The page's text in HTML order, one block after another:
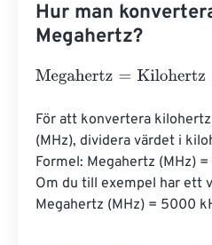
Hur man
Megahertz?
Megahertz= Kilohertz×
För att konvertera
(MHz), dividera värdet i
Formel: Megahertz (MHz)
Om du till exempel har ett
Megahertz (MHz) = 5000